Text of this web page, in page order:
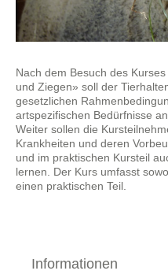
Nach dem Besuch des
und Ziegen» soll der
gesetzlichen
artspezifischen Bedürfnisse
Weiter sollen die
Krankheiten und deren
und im praktischen Kursteil
lernen. Der Kurs umfasst
einen praktischen Teil.
Informationen